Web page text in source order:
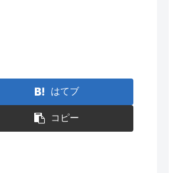
はてブ
コピー